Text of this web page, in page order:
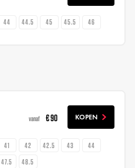
44 44.5 45 45.5 46
vanaf € 90 KOPEN
41 42 42.5 43
44
47.5 48.5